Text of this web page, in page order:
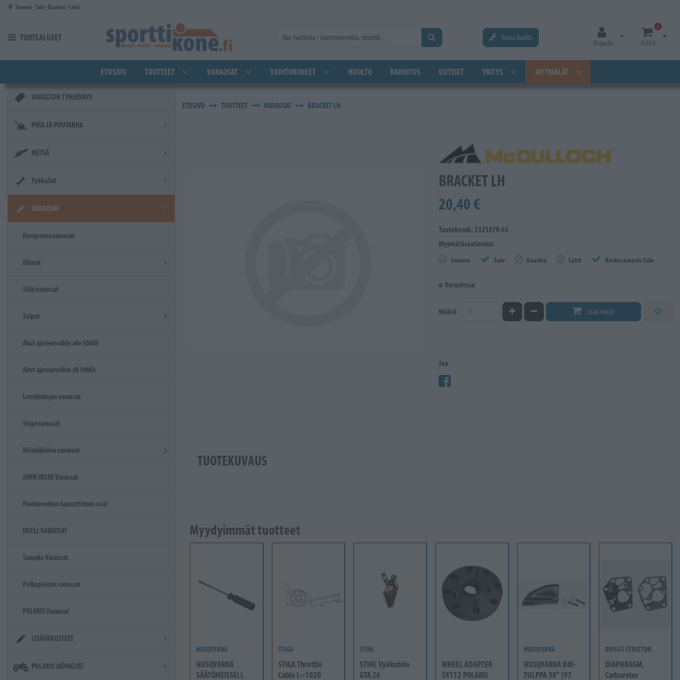
Siirry pääsisältöön
Somero - Salo - Kaarina - Lahti
TUOTEALUEET Varaa huolto
Kirjaudu
Avaa kirjautuminen
0
0,00 €
Avaa
ETUSIVU TUOTTEET VARAOSAT VAIHTOKONEET HUOLTO RAHOITUS UUTISET YRITYS MYYMÄLÄT
VARASTON TYHJENNYS
PIHA JA PUUTARHA
METSÄ
Työkalut
VARAOSAT
Husqvarna varaosat
Hihnat
Stihl varaosat
Tulpat
Akut ajoneuvoihin alle 100Ah
Akut ajoneuvoihin yli 100Ah
Lumilinkojen varaosat
Stiga varaosat
Mönkijöiden varaosat
JOHN DEERE Varaosat
Pienkoneiden kaasuttimien osat
DUELL VARAOSAT
Sumeko Varaosat
Polkupyörän varaosat
POLARIS Varaosat
LISÄVARUSTEET
POLARIS MÖNKIJÄT
ETUSIVU TUOTTEET VARAOSAT BRACKET LH
BRACKET LH
20,40 €
Tuotekoodi: 5321870-63
Myymäläsaatavuus:
Somero Salo Kaarina Lahti Keskusvarasto Salo
Varastossa
Määrä Kasvata määrääVähennä määrää Lisää koriin
Jaa
TUOTEKUVAUS
Myydyimmät tuotteet
HUSQVARNA
HUSQVARNA
SÄÄTÖMEISSELI,
STIGA
STIGA Throttle
Cable L=1020
STIHL
STIHL Vyökotelo
GTA 26
WHEEL ADAPTER
5X112 POLARIS
HUSQVARNA
HUSQVARNA BIO-
TULPPA 38" (97
BRIGGS STRATTON
DIAPHRAGM,
Carburetor